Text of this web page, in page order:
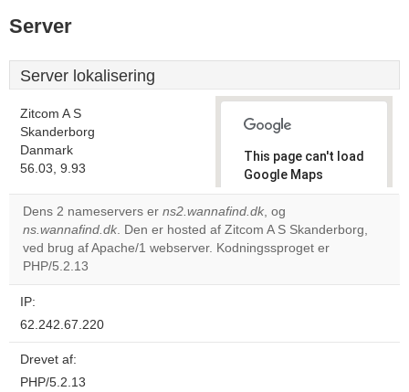
Server
Server lokalisering
Zitcom A S
Skanderborg
Danmark
56.03, 9.93
This page can't load
Google Maps
correctly.
Do you
own this
Dens 2 nameservers er ns2.wannafind.dk, og
ns.wannafind.dk. Den er hosted af Zitcom A S Skanderborg,
ved brug af Apache/1 webserver. Kodningssproget er
PHP/5.2.13
IP:
62.242.67.220
Drevet af:
PHP/5.2.13